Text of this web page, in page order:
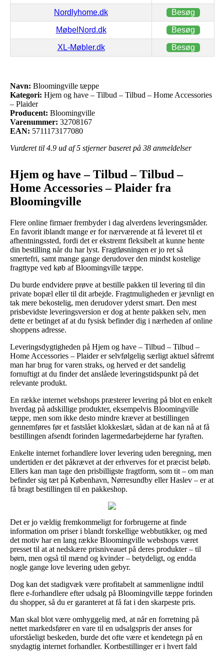
Nordlyhome.dk Besøg
MøbelNord.dk Besøg
XL-Møbler.dk Besøg
Navn: Bloomingville tæppe
Kategori: Hjem og have – Tilbud – Tilbud – Home Accessories
– Plaider
Producent: Bloomingville
Varenummer: 32708167
EAN: 5711173177080
Vurderet til 4.9 ud af 5 stjerner baseret på 38 anmeldelser
Hjem og have – Tilbud – Tilbud –
Home Accessories – Plaider fra
Bloomingville
Flere online firmaer frembyder i dag alverdens leveringsmåder.
En favorit iblandt mange er for nærværende at få leveret til et
afhentningssted, fordi det er ekstremt fleksibelt at kunne hente
din bestilling når du har lyst. Fragtløsningen er jo ret så
smertefri, samt mange gange derudover den mindst kostelige
fragttype ved køb af Bloomingville tæppe.
Du burde endvidere prøve at bestille pakken til levering til din
private bopæl eller til dit arbejde. Fragtmuligheden er jævnligt en
tak mere bekostelig, men derudover yderst smart. Den mest
prisbevidste leveringsversion er dog at hente pakken selv, men
dette er betinget af at du fysisk befinder dig i nærheden af online
shoppens adresse.
Leveringsdygtigheden på Hjem og have – Tilbud – Tilbud –
Home Accessories – Plaider er selvfølgelig særligt aktuel såfremt
man har brug for varen straks, og herved er det sandelig
fornuftigt at du finder det anslåede leveringstidspunkt på det
relevante produkt.
En række internet webshops præsterer levering på blot en enkelt
hverdag på adskillige produkter, eksempelvis Bloomingville
tæppe, men som ikke desto mindre kræver at bestillingen
gennemføres før et fastslået klokkeslæt, sådan at de kan nå at få
bestillingen afsendt forinden lagermedarbejderne har fyraften.
Enkelte internet forhandlere lover levering uden beregning, men
undertiden er det påkrævet at der erhverves for et præcist beløb.
Ellers kan man tage den prisbilligste fragtform, som tit – om man
befinder sig tæt på København, Nørresundby eller Haslev – er at
få bragt bestillingen til en pakkeshop.
Det er jo vældig fremkommeligt for forbrugerne at finde
information om priser i blandt forskellige webbutikker, og med
det motiv har en lang række Bloomingville webshops været
presset til at at nedskære prisniveauet på deres produkter – til
børn, men også til mænd og kvinder – betydeligt, og endda
nogle gange love levering uden gebyr.
Dog kan det stadigvæk være profitabelt at sammenligne indtil
flere e-forhandlere efter udsalg på Bloomingville tæppe forinden
du shopper, så du er garanteret at få fat i den skarpeste pris.
Man skal blot være omhyggelig med, at når en forretning på
nettet markedsfører en vare til en udsalgspris der anses for
uforståeligt beskeden, burde det ofte være et kendetegn på en
snydagtig internet forhandler. Kortbestillinger er i hvert fald